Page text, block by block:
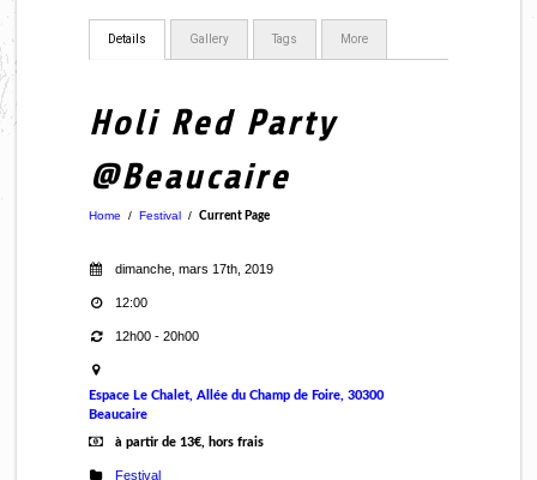
Details Gallery Tags More
Holi Red Party
@Beaucaire
Home / Festival / Current Page
dimanche, mars 17th, 2019
12:00
12h00 - 20h00
Espace Le Chalet, Allée du Champ de Foire, 30300
Beaucaire
à partir de 13€, hors frais
Festival